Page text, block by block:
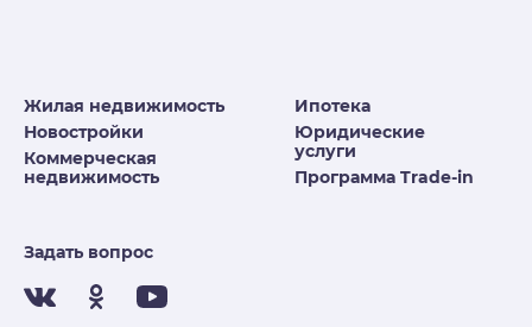
Жилая недвижимость
Новостройки
Коммерческая
недвижимость
Ипотека
Юридические
услуги
Программа Trade-in
Задать вопрос